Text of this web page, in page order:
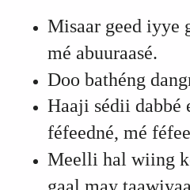
Misaar geed iyye
mé abuuraasé.
Doo bathéng
Haaji sédii dabbé
féfeedné, mé
Meelli hal wiing